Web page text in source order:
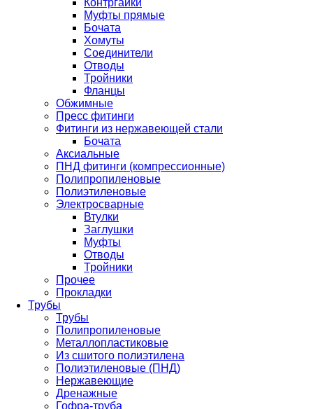
Контргайки
Муфты прямые
Бочата
Хомуты
Соединители
Отводы
Тройники
Фланцы
Обжимные
Пресс фитинги
Фитинги из нержавеющей стали
Бочата
Аксиальные
ПНД фитинги (компрессионные)
Полипропиленовые
Полиэтиленовые
Электросварные
Втулки
Заглушки
Муфты
Отводы
Тройники
Прочее
Прокладки
Трубы
Трубы
Полипропиленовые
Металлопластиковые
Из сшитого полиэтилена
Полиэтиленовые (ПНД)
Нержавеющие
Дренажные
Гофра-труба